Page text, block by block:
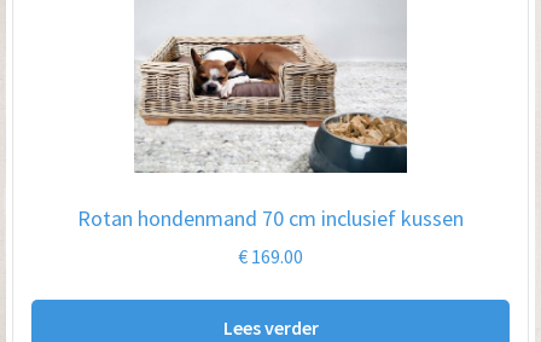
Rotan hondenmand 70 cm inclusief kussen
€ 169.00
Lees verder